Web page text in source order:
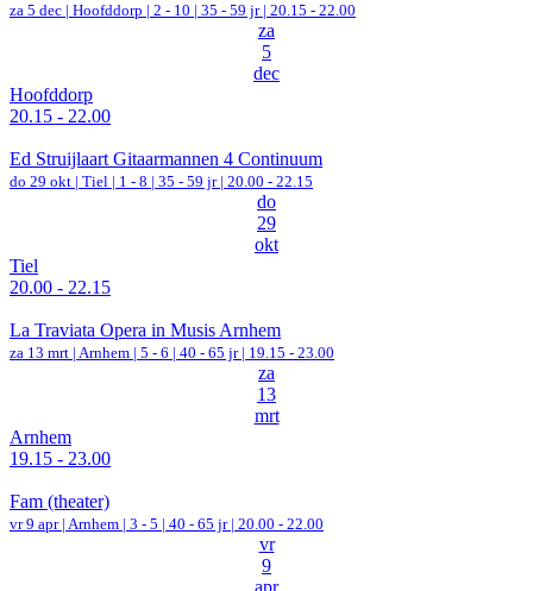
za 5 dec | Hoofddorp | 2 - 10 | 35 - 59 jr | 20.15 - 22.00
za
5
dec
Hoofddorp
20.15 - 22.00
Ed Struijlaart Gitaarmannen 4 Continuum
do 29 okt | Tiel | 1 - 8 | 35 - 59 jr | 20.00 - 22.15
do
29
okt
Tiel
20.00 - 22.15
La Traviata Opera in Musis Arnhem
za 13 mrt | Arnhem | 5 - 6 | 40 - 65 jr | 19.15 - 23.00
za
13
mrt
Arnhem
19.15 - 23.00
Fam (theater)
vr 9 apr | Arnhem | 3 - 5 | 40 - 65 jr | 20.00 - 22.00
vr
9